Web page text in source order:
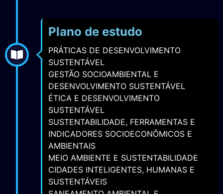
Plano de estudo
PRÁTICAS DE DESENVOLVIMENTO
SUSTENTÁVEL
GESTÃO SOCIOAMBIENTAL E
DESENVOLVIMENTO SUSTENTÁVEL
ÉTICA E DESENVOLVIMENTO
SUSTENTÁVEL
SUSTENTABILIDADE, FERRAMENTAS E
INDICADORES SOCIOECONÔMICOS E
AMBIENTAIS
MEIO AMBIENTE E SUSTENTABILIDADE
CIDADES INTELIGENTES, HUMANAS E
SUSTENTÁVEIS